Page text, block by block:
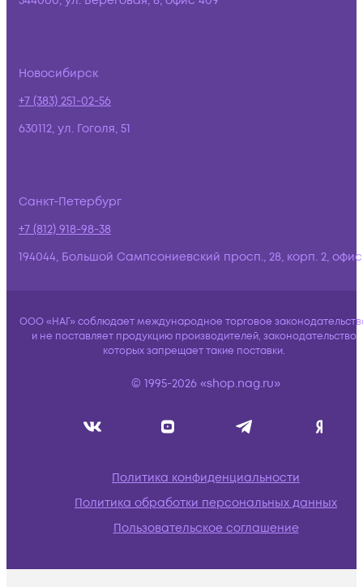
Новосибирск
+7 (383) 251-02-56
630112, ул. Гоголя, 51
Санкт-Петербург
+7 (812) 918-98-38
194044, Большой Сампсониевский просп., 28, корп. 2,
ООО «НАГ» соблюдает международное торговое
и не поставляет продукцию производителей, законодательство
которых запрещает такие поставки.
© 1995-2026 «shop.nag.ru»
Политика конфиденциальности
Политика обработки персональных данных
Пользовательское соглашение